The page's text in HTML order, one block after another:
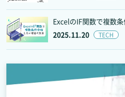
2025.11.20 TECH
ExcelのIF関数で複数